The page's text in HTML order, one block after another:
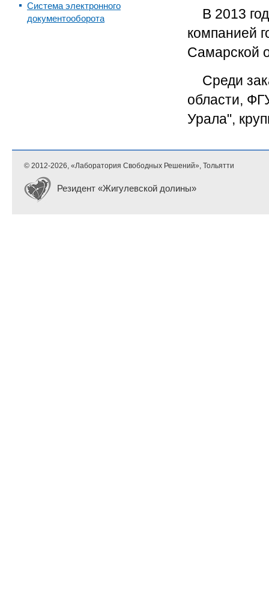
Система электронного
документооборота
В 2013
компанией
Самарской
Среди
области,
Урала",
© 2012-2026, «Лаборатория Свободных Решений», Тольятти
Резидент «Жигулевской долины»